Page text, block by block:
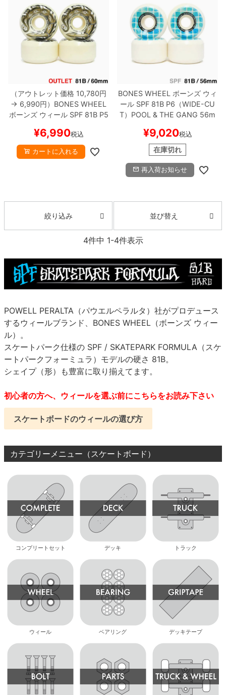
（アウトレット価格 10,780円
→ 6,990円） BONES WHEEL
ボーンズ ウィールSPF 81B P5
黄ばみ（日焼け）スケー
トボード スケボー
¥6,990税込
カートに入れる
BONES WHEEL ボーンズ ウィ
ール SPF 81B P6（WIDE-CU
T） POOL & THE GANG 56m
¥9,020税込
在庫切れ
再入荷お知らせ
絞り込み 並び替え
4件中 1-4件表示
POWELL PERALTA（パウエルペラルタ）社がプロデュース
するウィールブランド、BONES WHEEL（ボーンズ ウィー
ル）。
スケートパーク仕様の SPF / SKATEPARK FORMULA（スケ
ートパークフォーミュラ）モデルの硬さ 81B。
シェイプ（形）も豊富に取り揃えてます。
初心者の方へ、ウィールを選ぶ前にこちらをお読み下さい
スケートボードのウィールの選び方
カテゴリーメニュー（スケートボード）
コンプリートセット デッキ トラック
ウィール ベアリング デッキテープ
8.7inch
8.8inch
8.9inch
9.0inch以上
シェイプデッキ
高性能デッキ
8.8inch
8.9inch
9.0inch以上
72mm
75mm
110mm
29cm
29.5cm
30cm